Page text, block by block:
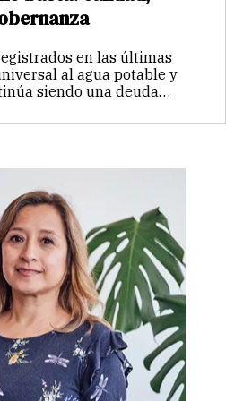
en las últimas
al agua potable y
siendo una deuda
con agua potable